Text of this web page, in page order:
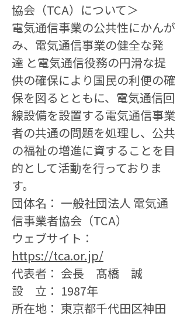
協会（TCA）について＞
電気通信事業の公共性にかんが
み、電気通信事業の健全な発
達 と電気通信役務の円滑な提
供の確保により国民の利便の確
保を図るとともに、電気通信回
線設備を設置する電気通信事業
者の共通の問題を処理し、公共
の福祉の増進に資することを目
的として活動を行っておりま
す。
団体名： 一般社団法人 電気通
信事業者協会（TCA）
ウェブサイト：
https://tca.or.jp/
代表者： 会長　髙橋　誠
設　立： 1987年
所在地： 東京都千代田区神田